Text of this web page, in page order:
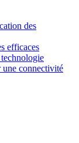
des
efficaces
connectivité